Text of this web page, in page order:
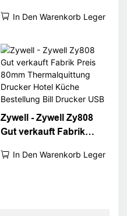
Tablette billig 3inch
Ticketdrucker USB
In Den Warenkorb Legen
Zywell - Zywell Zy808
Gut verkauft Fabrik
Thermalquittung
In Den Warenkorb Legen